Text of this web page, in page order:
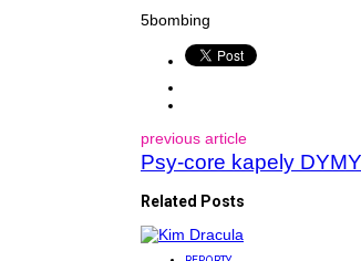
5bombing
previous article
Psy-core kapely
Related Posts